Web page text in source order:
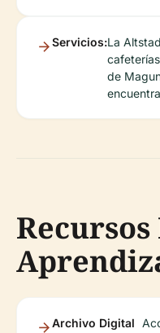
Servicios:La
de
Archivo Digital